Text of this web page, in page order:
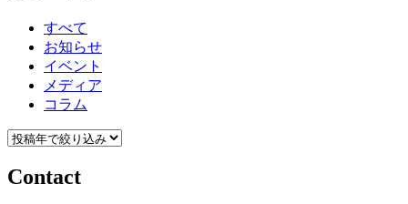
すべて
お知らせ
イベント
メディア
コラム
Contact